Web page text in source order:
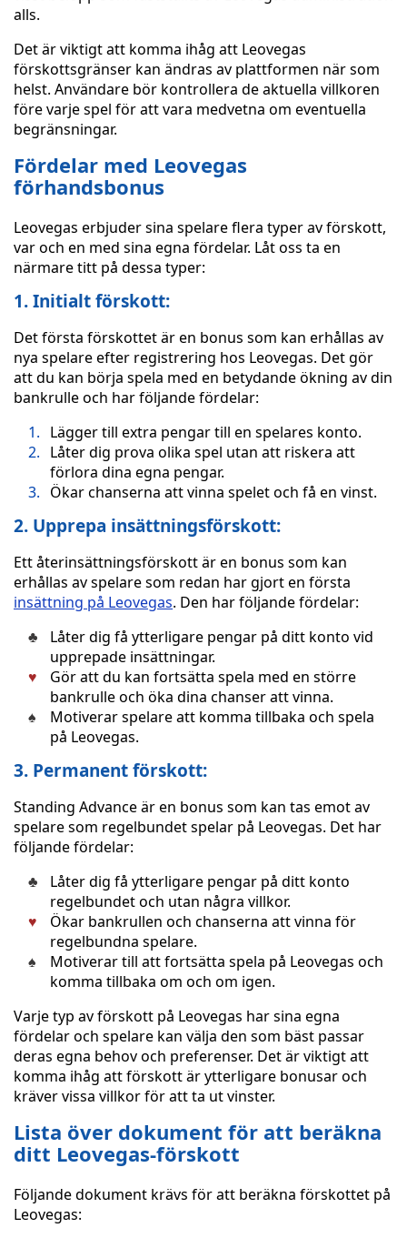
alls.
Det är viktigt att komma ihåg att Leovegas
förskottsgränser kan ändras av plattformen när som
helst. Användare bör kontrollera de aktuella villkoren
före varje spel för att vara medvetna om eventuella
begränsningar.
Fördelar med Leovegas
förhandsbonus
Leovegas erbjuder sina spelare flera typer av förskott,
var och en med sina egna fördelar. Låt oss ta en
närmare titt på dessa typer:
1.Initialt förskott:
Det första förskottet är en bonus som kan erhållas av
nya spelare efter registrering hos Leovegas. Det gör
att du kan börja spela med en betydande ökning av din
bankrulle och har följande fördelar:
Lägger till extra pengar till en spelares konto.
Låter dig prova olika spel utan att riskera att
förlora dina egna pengar.
Ökar chanserna att vinna spelet och få en vinst.
2. Upprepa insättningsförskott:
Ett återinsättningsförskott är en bonus som kan
erhållas av spelare som redan har gjort en första
insättning på Leovegas. Den har följande fördelar:
Låter dig få ytterligare pengar på ditt konto vid
upprepade insättningar.
Gör att du kan fortsätta spela med en större
bankrulle och öka dina chanser att vinna.
Motiverar spelare att komma tillbaka och spela
på Leovegas.
3. Permanent förskott:
Standing Advance är en bonus som kan tas emot av
spelare som regelbundet spelar på Leovegas. Det har
följande fördelar:
Låter dig få ytterligare pengar på ditt konto
regelbundet och utan några villkor.
Ökar bankrullen och chanserna att vinna för
regelbundna spelare.
Motiverar till att fortsätta spela på Leovegas och
komma tillbaka om och om igen.
Varje typ av förskott på Leovegas har sina egna
fördelar och spelare kan välja den som bäst passar
deras egna behov och preferenser. Det är viktigt att
komma ihåg att förskott är ytterligare bonusar och
kräver vissa villkor för att ta ut vinster.
Lista över dokument för att beräkna
ditt Leovegas-förskott
Följande dokument krävs för att beräkna förskottet på
Leovegas: